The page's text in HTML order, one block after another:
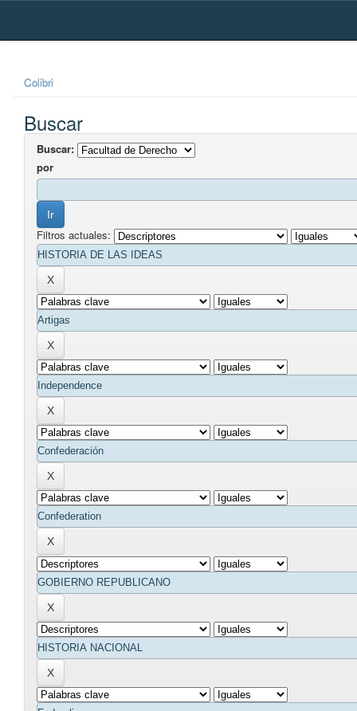
Skip
Colibri
Buscar
Buscar:
por
Filtros actuales: